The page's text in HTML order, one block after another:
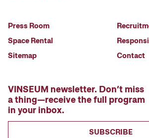
Press Room
Space Rental
Sitemap
Contact
VINSEUM newsletter. Don’t miss
a thing—receive the full program
in your inbox.
SUBSCRIBE